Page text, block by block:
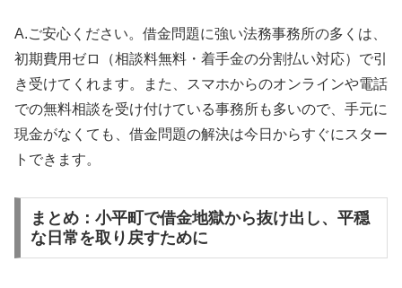
A.ご安心ください。借金問題に強い法務事務所の多くは、
初期費用ゼロ（相談料無料・着手金の分割払い対応）で引
き受けてくれます。また、スマホからのオンラインや電話
での無料相談を受け付けている事務所も多いので、手元に
現金がなくても、借金問題の解決は今日からすぐにスター
トできます。
まとめ：小平町で借金地獄から抜け出し、平穏
な日常を取り戻すために